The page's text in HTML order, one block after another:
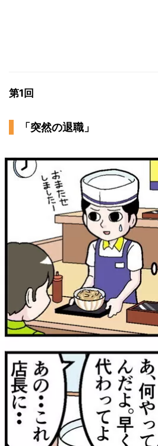
第1回
「突然の退職」